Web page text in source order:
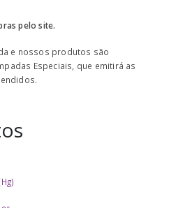
pelo site.
e nossos produtos são
Especiais, que emitirá as